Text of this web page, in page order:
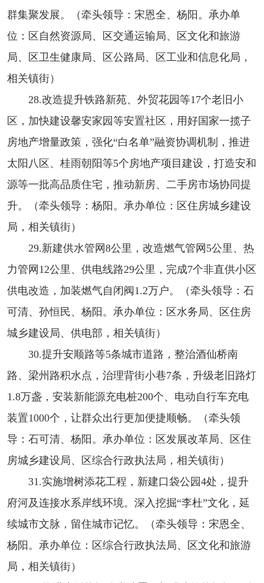
群集聚发展。（牵头领导：宋恩全、杨阳。承办单
位：区自然资源局、区交通运输局、区文化和旅游
局、区卫生健康局、区公路局、区工业和信息化局，
相关镇街）
28.改造提升铁路新苑、外贸花园等17个老旧小
区，加快建设馨安家园等安置社区，用好国家一揽子
房地产增量政策，强化“白名单”融资协调机制，推进
太阳八区、桂雨朝阳等5个房地产项目建设，打造安和
源等一批高品质住宅，推动新房、二手房市场协同提
升。（牵头领导：杨阳。承办单位：区住房城乡建设
局，相关镇街）
29.新建供水管网8公里，改造燃气管网5公里、热
力管网12公里、供电线路29公里，完成7个非直供小区
供电改造，加装燃气自闭阀1.2万户。（牵头领导：石
可清、孙恒民、杨阳。承办单位：区水务局、区住房
城乡建设局、供电部，相关镇街）
30.提升安顺路等5条城市道路，整治酒仙桥南
路、梁州路积水点，治理背街小巷7条，升级老旧路灯
1.8万盏，安装新能源充电桩200个、电动自行车充电
装置1000个，让群众出行更加便捷顺畅。（牵头领
导：石可清、杨阳。承办单位：区发展改革局、区住
房城乡建设局、区综合行政执法局，相关镇街）
31.实施增树添花工程，新建口袋公园4处，提升
府河及连接水系岸线环境。深入挖掘“李杜”文化，延
续城市文脉，留住城市记忆。（牵头领导：宋恩全、
杨阳。承办单位：区综合行政执法局、区文化和旅游
局，相关镇街）